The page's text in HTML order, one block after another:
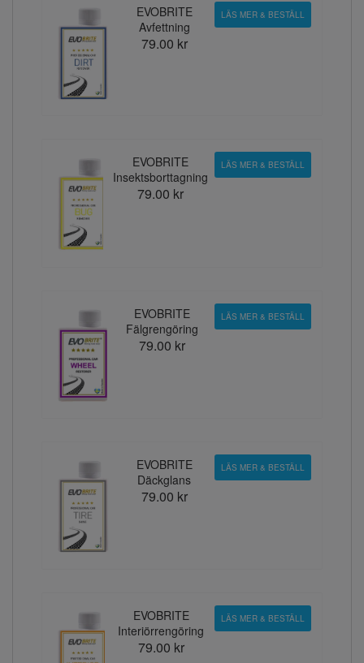
EVOBRITE
Avfettning
79.00 kr
LÄS MER & BESTÄLL
EVOBRITE
Insektsborttagning
79.00 kr
LÄS MER & BESTÄLL
EVOBRITE
Fälgrengöring
79.00 kr
LÄS MER & BESTÄLL
EVOBRITE
Däckglans
79.00 kr
LÄS MER & BESTÄLL
EVOBRITE
Interiörrengöring
79.00 kr
LÄS MER & BESTÄLL